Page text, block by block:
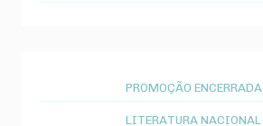
PROMOÇÃO ENCERRADA
LITERATURA NACIONAL